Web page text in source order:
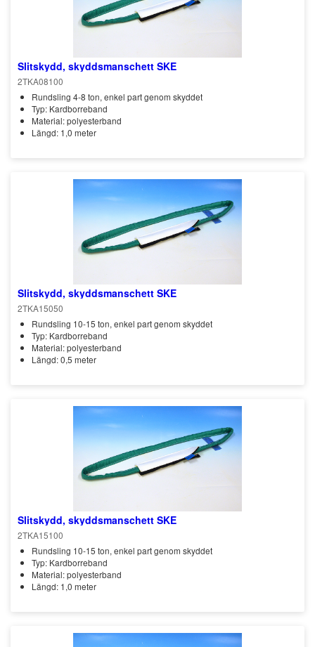
Slitskydd, skyddsmanschett SKE
2TKA08100
Rundsling 4-8 ton, enkel part genom skyddet
Typ: Kardborreband
Material: polyesterband
Längd: 1,0 meter
Slitskydd, skyddsmanschett SKE
2TKA15050
Rundsling 10-15 ton, enkel part genom skyddet
Typ: Kardborreband
Material: polyesterband
Längd: 0,5 meter
Slitskydd, skyddsmanschett SKE
2TKA15100
Rundsling 10-15 ton, enkel part genom skyddet
Typ: Kardborreband
Material: polyesterband
Längd: 1,0 meter